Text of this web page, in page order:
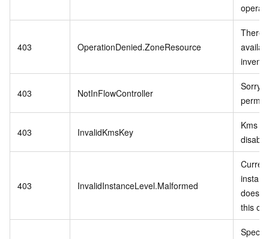
403 OperationDenied.ZoneResource
There
403 NotInFlowController
403 InvalidKmsKey
Kms
403 InvalidInstanceLevel.Malformed
does
this